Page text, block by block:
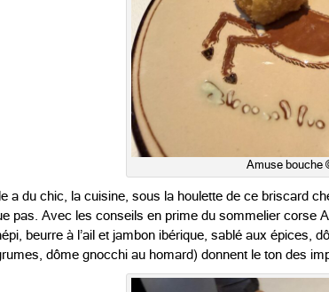
Amuse bouche
a du chic, la cuisine, sous la houlette de ce briscard
pas. Avec les conseils en prime du sommelier corse
beurre à l’ail et jambon ibérique, sablé aux épices,
dôme gnocchi au homard) donnent le ton des